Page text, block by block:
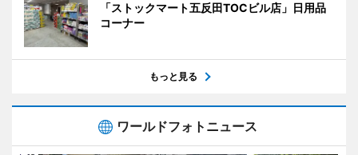
「ストックマート五反田TOCビル店」日用品
コーナー
もっと見る
ワールドフォトニュース